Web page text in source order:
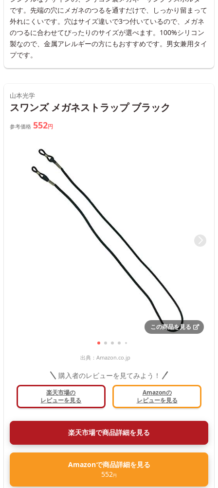
です。先端の穴にメガネのつるを通すだけで、しっかり留まって
外れにくいです。穴はサイズ違いで3つ付いているので、メガネ
のつるに合わせてぴったりのサイズが選べます。100%シリコン
製なので、金属アレルギーの方にもおすすめです。男女兼用タイ
プです。
山本光学
スワンズ メガネストラップ ブラック
参考価格 552円
この商品を見る
出典： Amazon.co.jp
購入者のレビューを見てみよう！
楽天市場の
レビューを見る
Amazonの
レビューを見る
楽天市場で商品詳細を見る
Amazonで商品詳細を見る
552円